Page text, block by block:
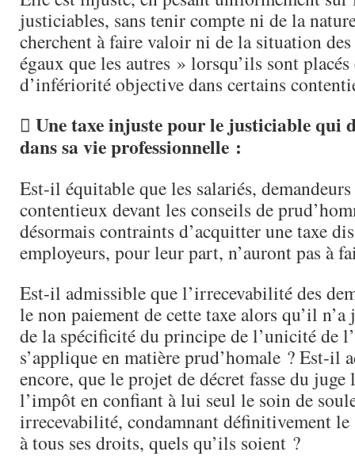
justiciables, sans tenir compte ni de la
cherchent à faire valoir ni de la situation
égaux que les autres » lorsqu’ils sont
d’infériorité objective dans certains
 Une taxe injuste pour le justiciable qui
dans sa vie professionnelle :
Est-il équitable que les salariés,
contentieux devant les conseils de
désormais contraints d’acquitter une taxe
employeurs, pour leur part, n’auront pas à
Est-il admissible que l’irrecevabilité des
le non paiement de cette taxe alors qu’il n’a
de la spécificité du principe de l’unicité de
s’applique en matière prud’homale ? Est-il
encore, que le projet de décret fasse du
l’impôt en confiant à lui seul le soin de
irrecevabilité, condamnant définitivement le
à tous ses droits, quels qu’ils soient ?